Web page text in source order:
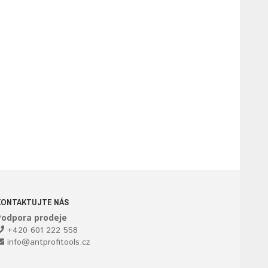
NÁS
prodeje
+420 601 222 558
info@antprofitools.cz